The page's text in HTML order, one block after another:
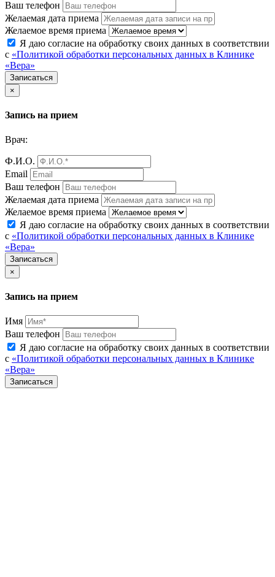
Ваш телефон
Желаемая дата приема
Желаемое время приема
Я даю согласие на обработку своих данных в соответствии
с «Политикой обработки персональных данных в Клинике
«Вера»
×
Запись на прием
Врач:
Ф.И.О.
Email
Ваш телефон
Желаемая дата приема
Желаемое время приема
Я даю согласие на обработку своих данных в соответствии
с «Политикой обработки персональных данных в Клинике
«Вера»
×
Запись на прием
Имя
Ваш телефон
Я даю согласие на обработку своих данных в соответствии
с «Политикой обработки персональных данных в Клинике
«Вера»